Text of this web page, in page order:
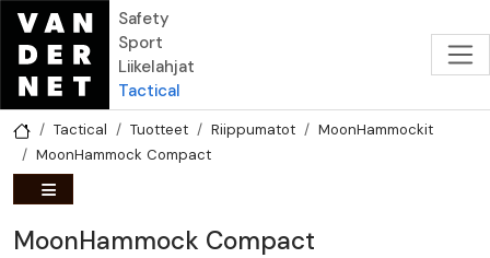
Hyppää pääsisältöön
Safety
Sport
Liikelahjat
Tactical
Tactical Tuotteet Riippumatot
MoonHammockit
MoonHammock Compact
MoonHammock Compact